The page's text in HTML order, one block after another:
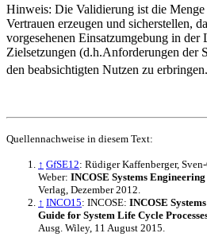
Hinweis: Die Validierung ist die
Vertrauen erzeugen und sicherstellen,
vorgesehenen Einsatzumgebung in
Zielsetzungen (d.h.Anforderungen der
den beabsichtigten Nutzen zu
Quellennachweise in diesem Text:
↑ GfSE12: Rüdiger Kaffenberger,
Weber: INCOSE Systems
Verlag, Dezember 2012.
↑ INCO15: INCOSE: INCOSE
Guide for System Life Cycle
Ausg. Wiley, 11 August 2015.